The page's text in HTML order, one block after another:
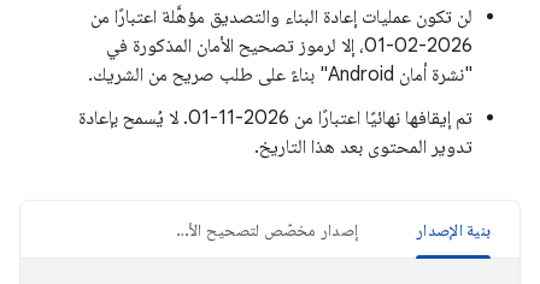
لن تكون عمليات إعادة البناء والتصديق مؤهَّلة اعتبارًا من
2026-02-01، إلا لرموز تصحيح الأمان المذكورة في
"نشرة أمان Android" بناءً على طلب صريح من الشريك.
تم إيقافها نهائيًا اعتبارًا من 2026-11-01. لا يُسمح بإعادة
تدوير المحتوى بعد هذا التاريخ.
بنية الإصدار إصدار مخصّص لتصحيح الأخطاء